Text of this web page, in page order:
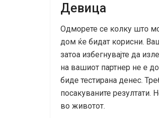
Девица
Одморете се колку што
дом ќе бидат корисни.
затоа избегнувајте да
на вашиот партнер не е
биде тестирана денес.
посакуваните резултати.
во животот.